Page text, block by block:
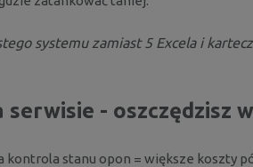
systemu zamiast 5 Excela i
serwisie - oszczędzisz
kontrola stanu opon = większe koszty